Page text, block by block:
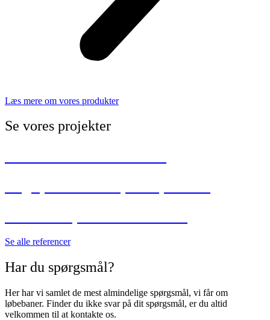
Læs mere om vores produkter
Se vores projekter
Se alle referencer
Har du spørgsmål?
Her har vi samlet de mest almindelige spørgsmål, vi får om
løbebaner. Finder du ikke svar på dit spørgsmål, er du altid
velkommen til at kontakte os.